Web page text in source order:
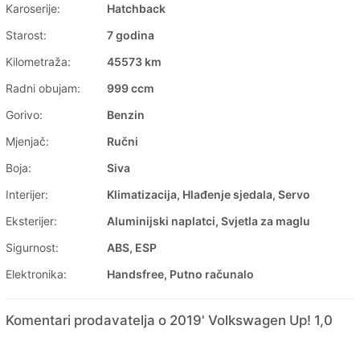
Karoserije:
Hatchback
Starost:
7 godina
Kilometraža:
45573 km
Radni obujam:
999 ccm
Gorivo:
Benzin
Mjenjač:
Ručni
Boja:
Siva
Interijer:
Klimatizacija, Hlađenje sjedala, Servo
Eksterijer:
Aluminijski naplatci, Svjetla za maglu
Sigurnost:
ABS, ESP
Elektronika:
Handsfree, Putno računalo
Komentari prodavatelja o 2019' Volkswagen Up! 1,0